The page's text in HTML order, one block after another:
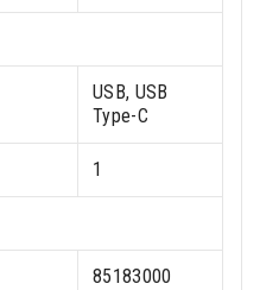
USB, USB
Type-C
1
85183000